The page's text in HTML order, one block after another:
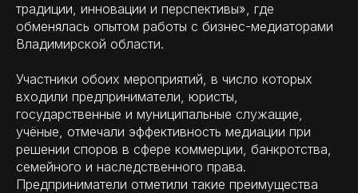
традиции, инновации и перспективы», где
обменялась опытом работы с бизнес-медиаторами
Владимирской области.
Участники обоих мероприятий, в число которых
входили предприниматели, юристы,
государственные и муниципальные служащие,
учёные, отмечали эффективность медиации при
решении споров в сфере коммерции, банкротства,
семейного и наследственного права.
Предприниматели отметили такие преимущества